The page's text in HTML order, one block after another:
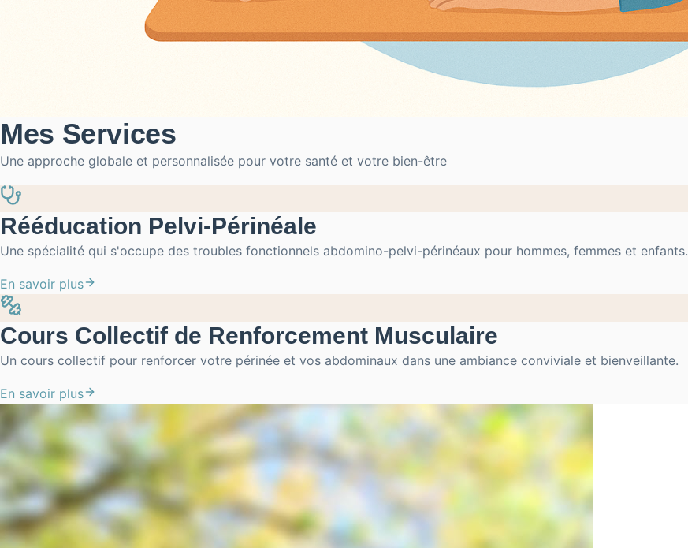
Mes Services
Une approche globale et personnalisée pour votre santé et votre bien-être
Rééducation Pelvi-Périnéale
Une spécialité qui s'occupe des troubles fonctionnels abdomino-pelvi-périnéaux pour hommes, femmes et enfants.
En savoir plus
Cours Collectif de Renforcement Musculaire
Un cours collectif pour renforcer votre périnée et vos abdominaux dans une ambiance conviviale et bienveillante.
En savoir plus